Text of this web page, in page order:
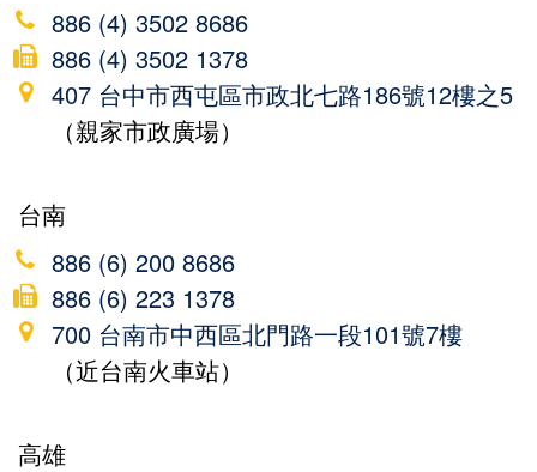
886 (4) 3502 8686
886 (4) 3502 1378
407 台中市西屯區市政北七路186號12樓之5
（親家市政廣場）
台南
886 (6) 200 8686
886 (6) 223 1378
700 台南市中西區北門路一段101號7樓
（近台南火車站）
高雄